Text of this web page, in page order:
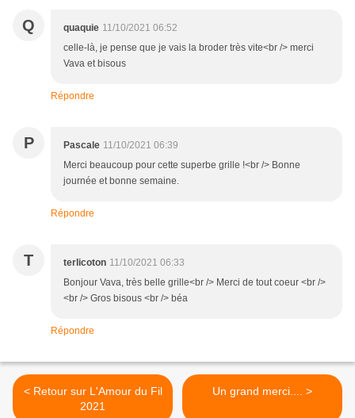
Q quaquie 11/10/2021 06:52
celle-là, je pense que je vais la broder très vite<br /> merci
Vava et bisous
Répondre
P Pascale 11/10/2021 06:39
Merci beaucoup pour cette superbe grille !<br /> Bonne
journée et bonne semaine.
Répondre
T terlicoton 11/10/2021 06:33
Bonjour Vava, très belle grille<br /> Merci de tout coeur <br />
<br /> Gros bisous <br /> béa
Répondre
< Retour sur L'Amour du Fil
2021
Un grand merci.... >